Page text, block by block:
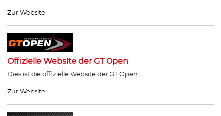
Zur Website
Offizielle Website der GT Open
Dies ist die offizielle Website der GT Open.
Zur Website